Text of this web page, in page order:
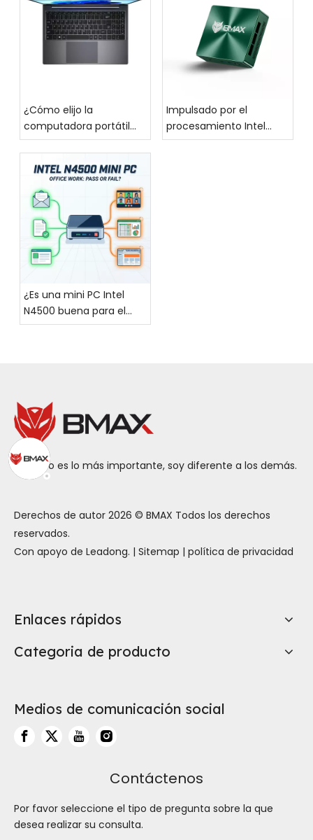
¿Cómo elijo la
computadora portátil
adecuada para mí?
Impulsado por el
procesamiento Intel
Core de alto
¿Es una mini PC Intel
N4500 buena para el
trabajo diario de oficina?
El cariño es lo más importante, soy diferente a los demás.
Derechos de autor 2026 © BMAX Todos los derechos
reservados.
Con apoyo de Leadong. | Sitemap | política de privacidad
Enlaces rápidos
Categoria de producto
Medios de comunicación social
Contáctenos
Por favor seleccione el tipo de pregunta sobre la que
desea realizar su consulta.